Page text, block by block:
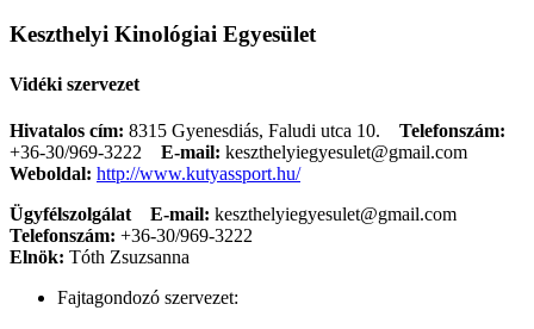
Keszthelyi Kinológiai Egyesület
Vidéki szervezet
Hivatalos cím: 8315 Gyenesdiás, Faludi utca 10. Telefonszám:
+36-30/969-3222
E-mail: keszthelyiegyesulet@gmail.com
Weboldal: http://www.kutyassport.hu/
Ügyfélszolgálat
E-mail: keszthelyiegyesulet@gmail.com
Telefonszám: +36-30/969-3222
Elnök: Tóth Zsuzsanna
Fajtagondozó szervezet: